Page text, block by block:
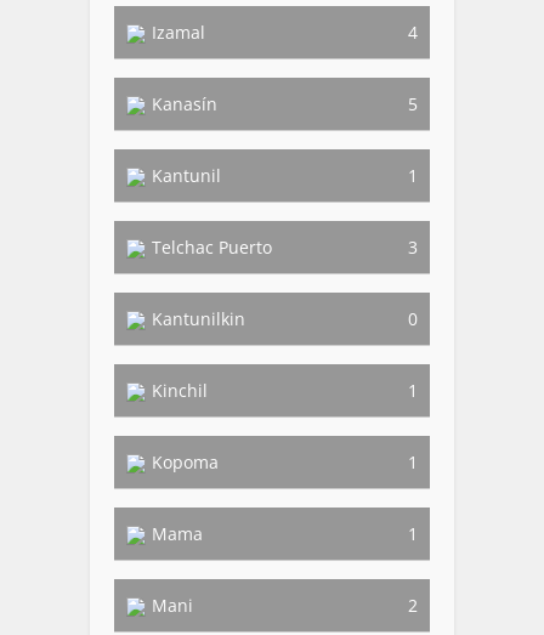
Izamal 4
Kanasín 5
Kantunil 1
Telchac Puerto 3
Kantunilkin 0
Kinchil 1
Kopoma 1
Mama 1
Mani 2